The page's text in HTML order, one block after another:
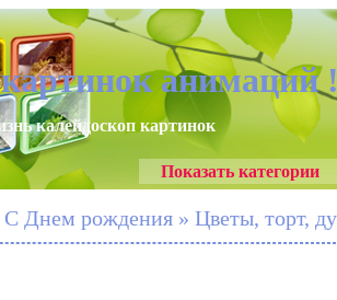
анимаций
калейдоскоп картинок
Показать категории
С Днем рождения » Цветы, торт,